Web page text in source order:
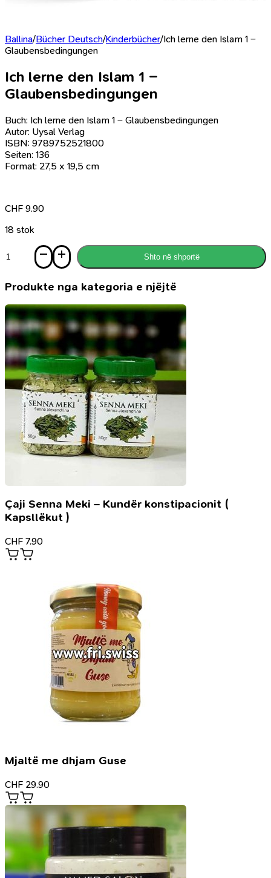
Ballina/Bücher Deutsch/Kinderbücher/Ich lerne den Islam 1 –
Glaubensbedingungen
Ich lerne den Islam 1 –
Glaubensbedingungen
Buch: Ich lerne den Islam 1 – Glaubensbedingungen
Autor: Uysal Verlag
ISBN: 9789752521800
Seiten: 136
Format: 27,5 x 19,5 cm
CHF 9.90
18 stok
Ich
den
1
-
Glaubensbedingungen
Shto në shportë
Produkte nga kategoria e njëjtë
Çaji Senna Meki – Kundër konstipacionit (
Kapsllëkut )
CHF 7.90
Mjaltë me dhjam Guse
CHF 29.90